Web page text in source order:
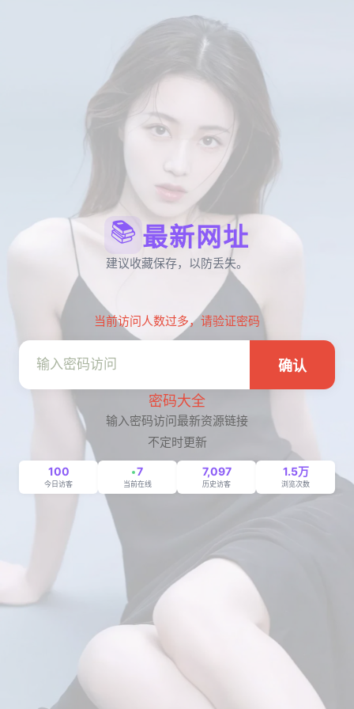
📚 最新网址
建议收藏保存，以防丢失。
当前访问人数过多，请验证密码
确认
密码大全
输入密码访问最新资源链接
不定时更新
100
今日访客
7
当前在线
7,097
历史访客
1.5万
浏览次数